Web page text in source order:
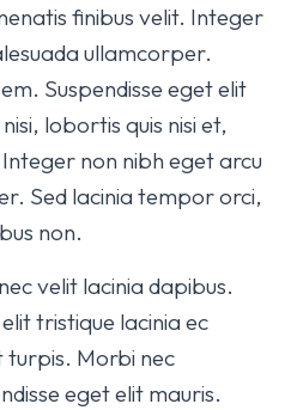
finibus velit. Integer
ullamcorper.
Suspendisse eget elit
lobortis quis nisi et,
non nibh eget arcu
Sed lacinia tempor orci,
non.
velit lacinia dapibus.
tristique lacinia ec
turpis. Morbi nec
eget elit mauris.